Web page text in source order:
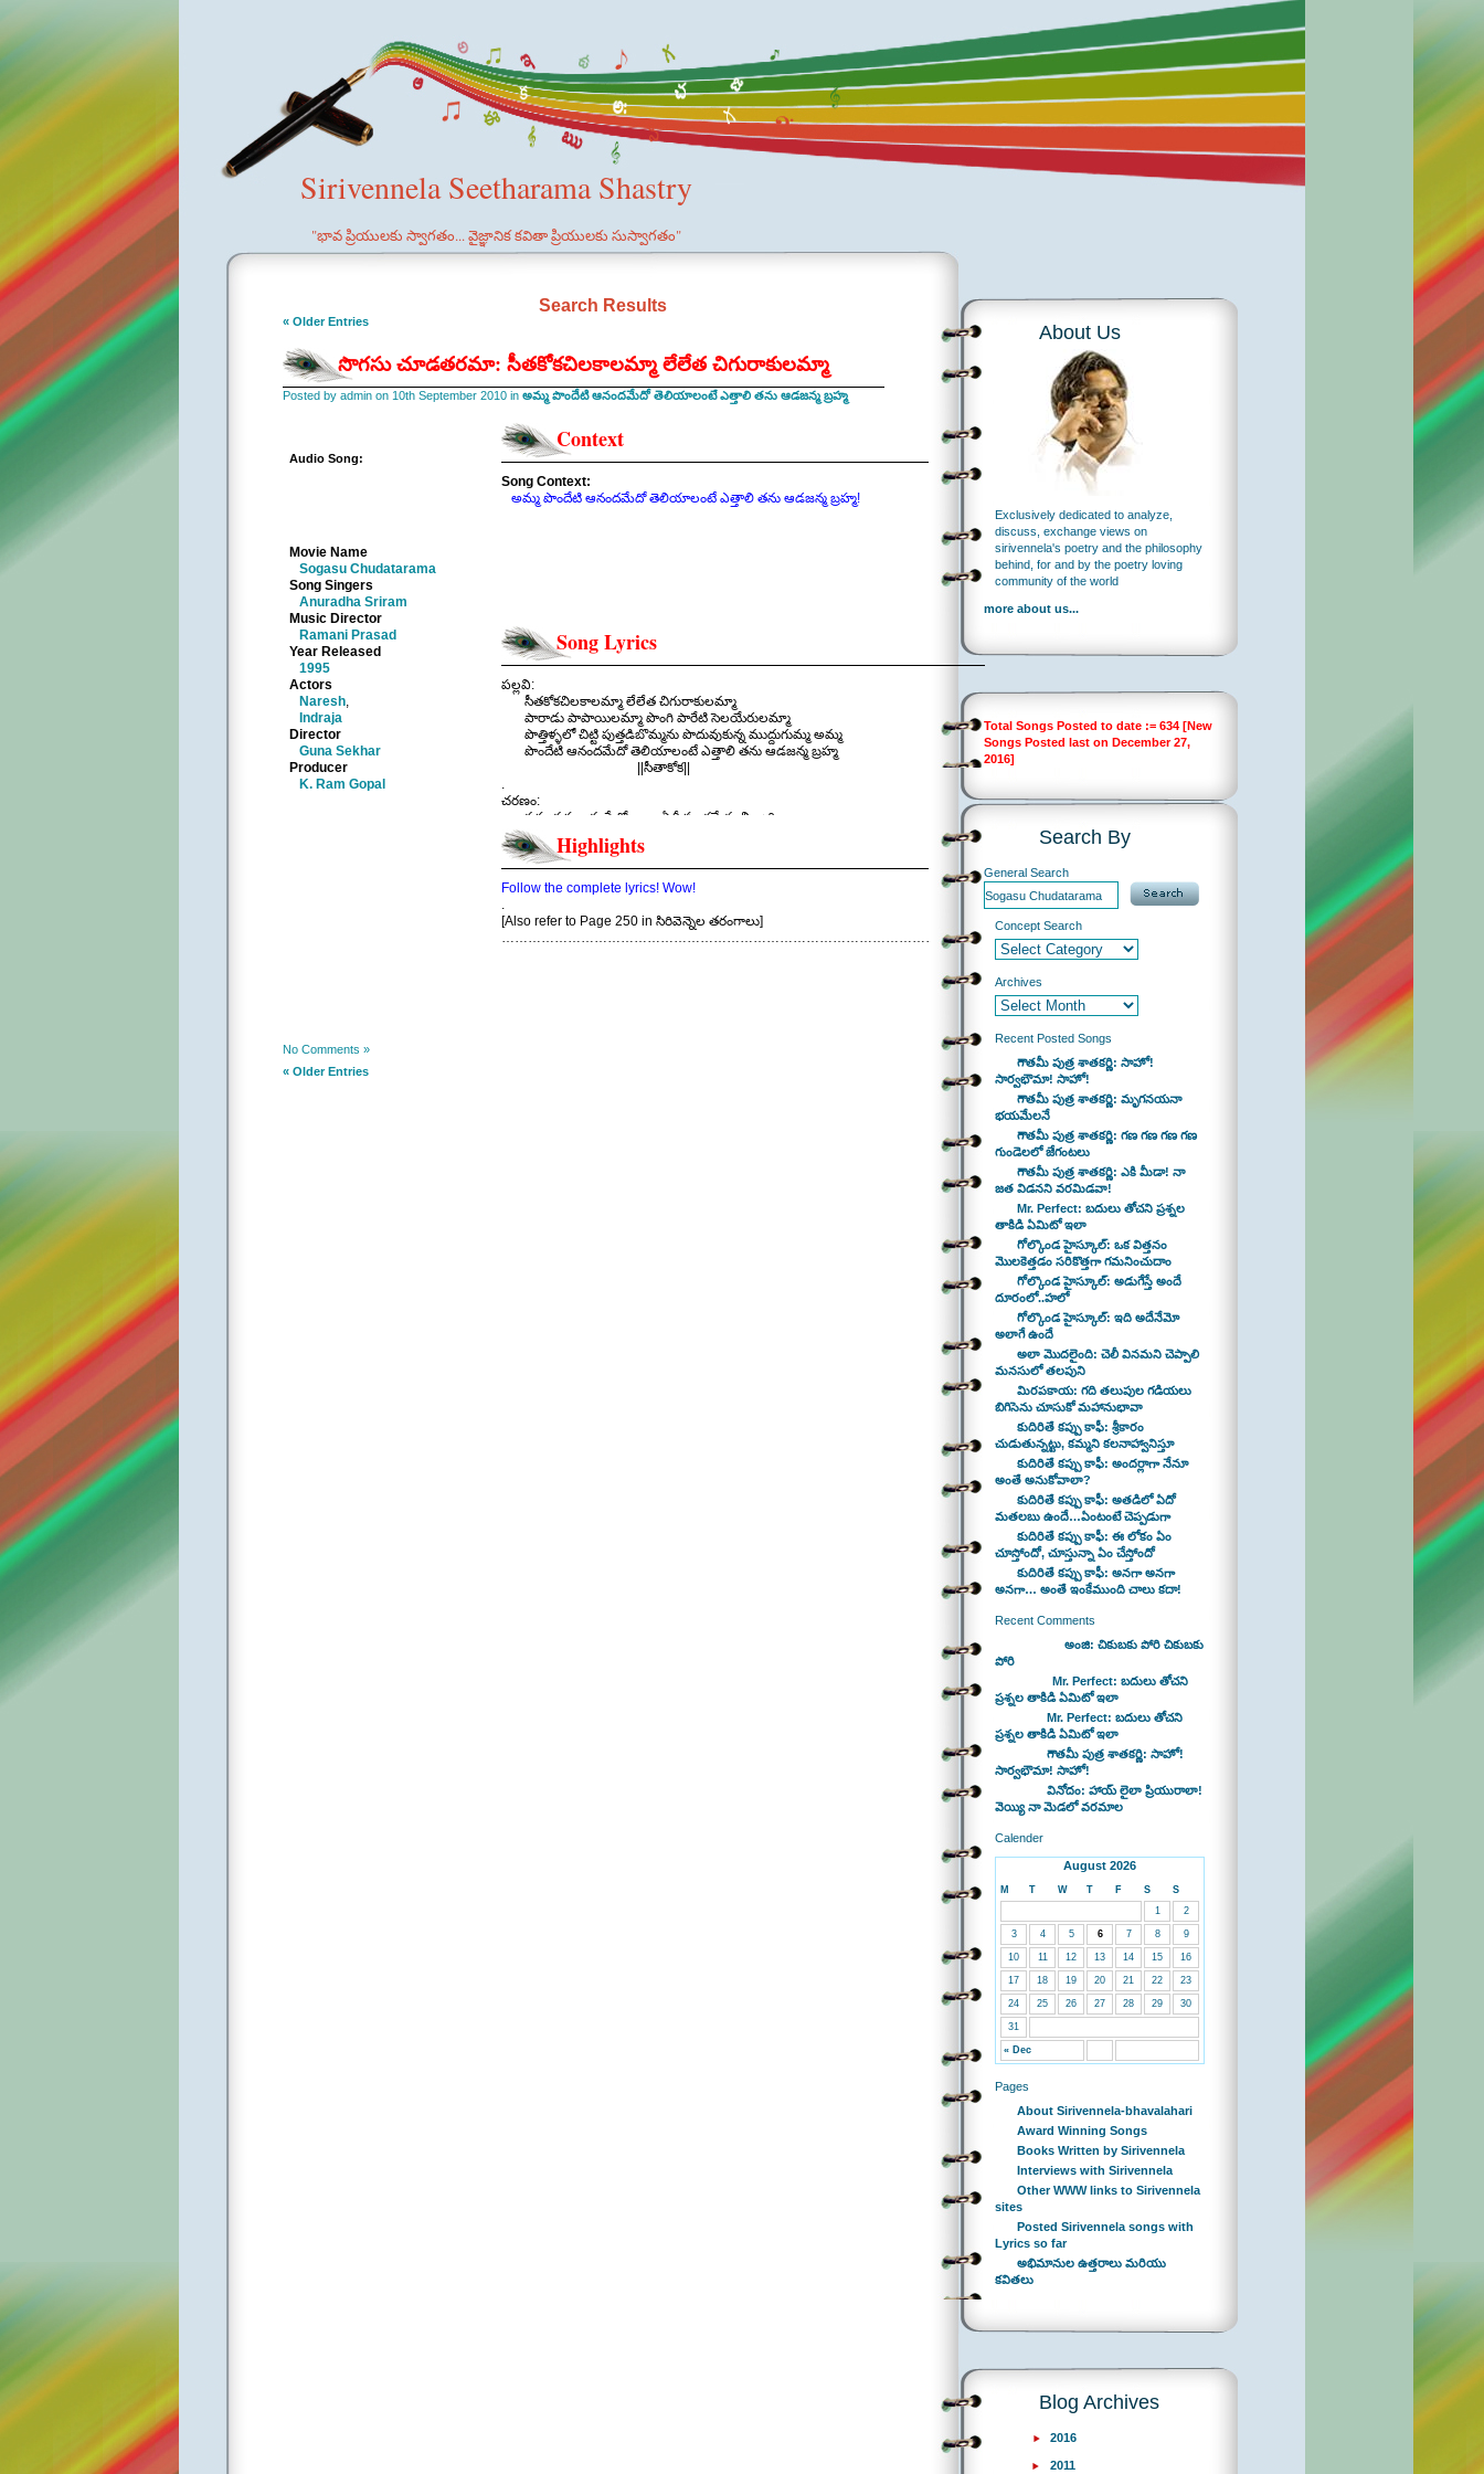
Sirivennela Seetharama Shastry
"భావ ప్రియులకు స్వాగతం... వైజ్ఞానిక కవితా ప్రియులకు సుస్వాగతం"
Search Results
« Older Entries
సొగసు చూడతరమా: సీతకోకచిలకాలమ్మా లేలేత చిగురాకులమ్మా
Posted by admin on 10th September 2010 in అమ్మ పొందేటి ఆనందమేదో తెలియాలంటే ఎత్తాలి తను ఆడజన్మ బ్రహ్మ
Audio Song:
Movie Name
Sogasu Chudatarama
Song Singers
Anuradha Sriram
Music Director
Ramani Prasad
Year Released
1995
Actors
Naresh,
Indraja
Director
Guna Sekhar
Producer
K. Ram Gopal
Context
Song Context:
అమ్మ పొందేటి ఆనందమేదో తెలియాలంటే ఎత్తాలి తను ఆడజన్మ బ్రహ్మ!
Song Lyrics
పల్లవి:
సీతకోకచిలకాలమ్మా లేలేత చిగురాకులమ్మా
పారాడు పాపాయిలమ్మా పొంగి పారేటి సెలయేరులమ్మా
పొత్తిళ్ళలో చిట్టి పుత్తడిబొమ్మను పొదువుకున్న ముద్దుగుమ్మ అమ్మ
పొందేటి ఆనందమేదో తెలియాలంటే ఎత్తాలి తను ఆడజన్మ బ్రహ్మ
||సీతాకోక||
.
చరణం:
కుహుకుహూ కూసే కోయిలా ఏదీ పలకవే ఈ చిన్నారిలా
మిలమిలా మెరిసే వెన్నెలా ఏదీ నవ్వవే ఈ బుజ్జాయిలా
అందాల పూదోటకన్నా చిందాడు పసివాడె మిన్న
బుడత అడుగులే నడిచేటి వేళలో
పుడమితల్లికెన్ని పులకలో
.
Highlights
Follow the complete lyrics! Wow!
.
[Also refer to Page 250 in సిరివెన్నెల తరంగాలు]
………………………………………………………………………………………………..
No Comments »
« Older Entries
About Us
Exclusively dedicated to analyze,
discuss, exchange views on
sirivennela's poetry and the philosophy
behind, for and by the poetry loving
community of the world
more about us...
Total Songs Posted to date := 634 [New
Songs Posted last on December 27,
2016]
Search By
General Search
Concept Search
Archives
Recent Posted Songs
గౌతమీ పుత్ర శాతకర్ణి: సాహో!
సార్వభౌమా! సాహో!
గౌతమీ పుత్ర శాతకర్ణి: మృగనయనా
భయమేలనే
గౌతమీ పుత్ర శాతకర్ణి: గణ గణ గణ గణ
గుండెలలో జేగంటలు
గౌతమీ పుత్ర శాతకర్ణి: ఎకి మీడా! నా
జత విడనని వరమిడవా!
Mr. Perfect: బదులు తోచని ప్రశ్నల
తాకిడి ఏమిటో ఇలా
గోల్కొండ హైస్కూల్: ఒక విత్తనం
మొలకెత్తడం సరికొత్తగా గమనించుదాం
గోల్కొండ హైస్కూల్: అడుగేస్తే అందే
దూరంలో..హలో
గోల్కొండ హైస్కూల్: ఇది అదేనేమో
అలాగే ఉందే
అలా మొదలైంది: చెలీ వినమని చెప్పాలి
మనసులో తలపుని
మిరపకాయ: గది తలుపుల గడియలు
బిగిసెను చూసుకో మహానుభావా
కుదిరితే కప్పు కాఫీ: శ్రీకారం
చుడుతున్నట్టు, కమ్మని కలనాహ్వానిస్తూ
కుదిరితే కప్పు కాఫీ: అందర్లాగా నేనూ
అంతే అనుకోవాలా?
కుదిరితే కప్పు కాఫీ: అతడిలో ఏదో
మతలబు ఉందే…ఏంటంటే చెప్పడుగా
కుదిరితే కప్పు కాఫీ: ఈ లోకం ఏం
చూస్తోందో, చూస్తున్నా ఏం చేస్తోందో
కుదిరితే కప్పు కాఫీ: అనగా అనగా
అనగా… అంతే ఇంకేముంది చాలు కదా!
Recent Comments
అంజి: చికుబకు పోరి చికుబకు
పోరి
Mr. Perfect: బదులు తోచని
ప్రశ్నల తాకిడి ఏమిటో ఇలా
Mr. Perfect: బదులు తోచని
ప్రశ్నల తాకిడి ఏమిటో ఇలా
గౌతమీ పుత్ర శాతకర్ణి: సాహో!
సార్వభౌమా! సాహో!
వినోదం: హాయ్ లైలా ప్రియురాలా!
వెయ్యి నా మెడలో వరమాల
Calender
August 2026
M T W T F S S
« Dec
1 2
3 4 5 6 7 8 9
10 11 12 13 14 15 16
17 18 19 20 21 22 23
24 25 26 27 28 29 30
31
Pages
About Sirivennela-bhavalahari
Award Winning Songs
Books Written by Sirivennela
Interviews with Sirivennela
Other WWW links to Sirivennela
sites
Posted Sirivennela songs with
Lyrics so far
అభిమానుల ఉత్తరాలు మరియు
కవితలు
Blog Archives
2016
2011